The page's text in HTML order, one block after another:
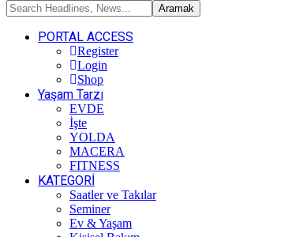
PORTAL ACCESS
Register
Login
Shop
Yaşam Tarzı
EVDE
İşte
YOLDA
MACERA
FITNESS
KATEGORİ
Saatler ve Takılar
Seminer
Ev & Yaşam